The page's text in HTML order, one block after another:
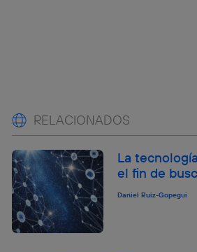
RELACIONADOS
La
el fin de
Daniel Ruiz-Gopegui